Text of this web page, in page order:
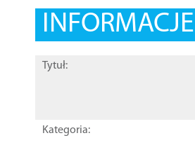
Tytuł:
Kategoria: